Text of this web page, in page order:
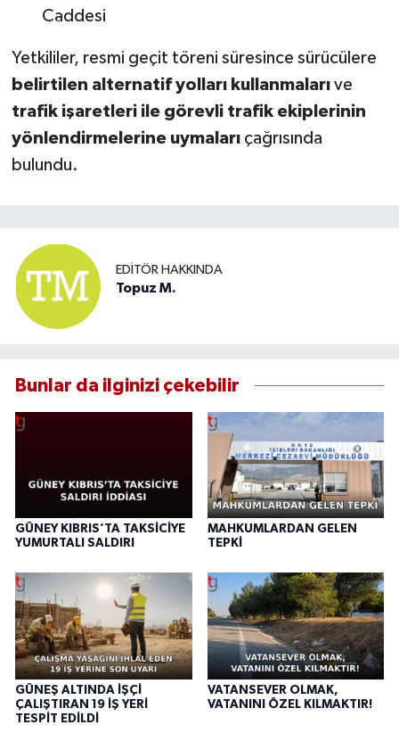
Caddesi
Yetkililer, resmi geçit töreni süresince sürücülere
belirtilen alternatif yolları kullanmalarıve
trafik işaretleri ile görevli trafik ekiplerinin
yönlendirmelerine uymalarıçağrısında
bulundu.
EDITÖR HAKKINDA
Topuz M.
Bunlar da ilginizi çekebilir
GÜNEY KIBRIS’TA TAKSİCİYE
YUMURTALI SALDIRI
MAHKUMLARDAN GELEN
TEPKİ
GÜNEŞ ALTINDA İŞÇİ
ÇALIŞTIRAN 19 İŞ YERİ
TESPİT EDİLDİ
VATANSEVER OLMAK,
VATANINI ÖZEL KILMAKTIR!